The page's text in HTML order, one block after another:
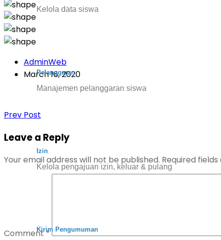
Kelola data siswa
Pelanggaran
Manajemen pelanggaran siswa
Izin
Kelola pengajuan izin, keluar & pulang
Kirim Pengumuman
AdminWeb
March 16, 2020
Prev Post
Leave a Reply
Your email address will not be published. Required
Comment*